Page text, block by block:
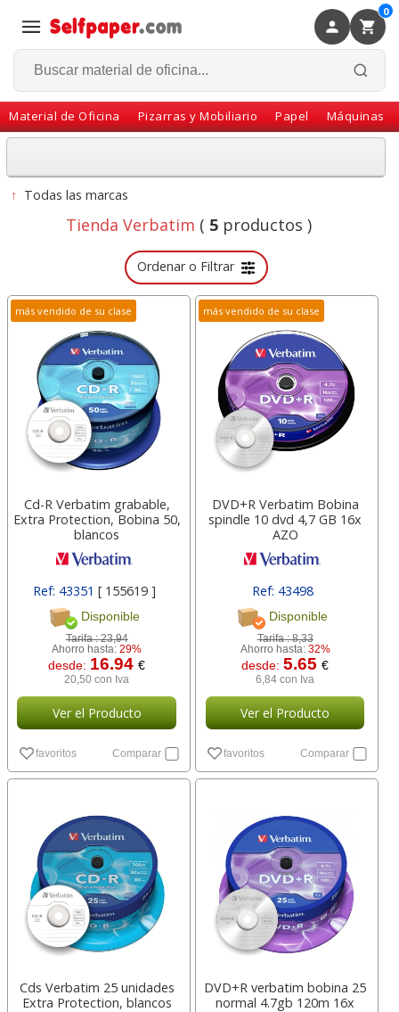
0
Material de Oficina Pizarras y Mobiliario Papel Máquinas
Volver
↑ Todas las marcas
Tienda Verbatim ( 5productos )
Ordenar o Filtrar
más vendido de su clase
Cd-R Verbatim grabable,
Extra Protection, Bobina 50,
blancos
Ref: 43351[ 155619 ]
Disponible
Tarifa :23,94
Ahorro hasta:29%
desde: 16.94€
20,50 con Iva
Ver el Producto
favoritos Comparar
más vendido de su clase
DVD+R Verbatim Bobina
spindle 10 dvd 4,7 GB 16x
AZO
Ref: 43498
Disponible
Tarifa :8,33
Ahorro hasta: 32%
desde:5.65€
6,84 con Iva
Ver el Producto
favoritos Comparar
Cds Verbatim 25 unidades
Extra Protection, blancos
DVD+R verbatim bobina 25
normal 4.7gb 120m 16x